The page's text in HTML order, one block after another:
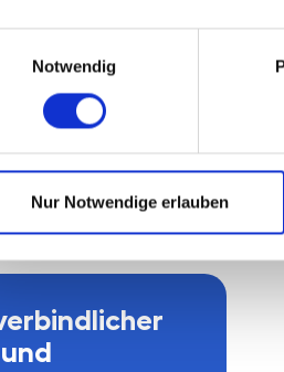
Notwendig
Nur Notwendige erlauben